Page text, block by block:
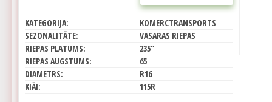
KATEGORIJA:
KOMERCTRANSPORTS
SEZONALITĀTE:
VASARAS RIEPAS
RIEPAS PLATUMS:
235"
RIEPAS AUGSTUMS:
65
DIAMETRS:
R16
KIĀI:
115R